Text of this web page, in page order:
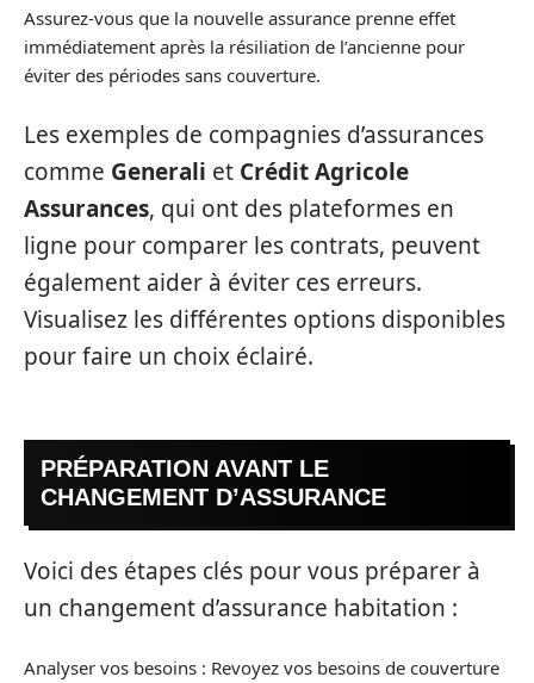
Assurez-vous que la nouvelle assurance prenne effet
immédiatement après la résiliation de l’ancienne pour
éviter des périodes sans couverture.
Les exemples de compagnies d’assurances
comme Generali et Crédit Agricole
Assurances, qui ont des plateformes en
ligne pour comparer les contrats, peuvent
également aider à éviter ces erreurs.
Visualisez les différentes options disponibles
pour faire un choix éclairé.
PRÉPARATION AVANT LE
CHANGEMENT D’ASSURANCE
Voici des étapes clés pour vous préparer à
un changement d’assurance habitation :
Analyser vos besoins : Revoyez vos besoins de couverture